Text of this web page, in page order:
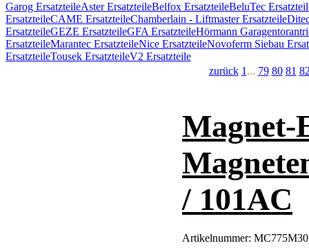
Garog ErsatzteileAster ErsatzteileBelfox ErsatzteileBeluTec
ErsatzteileCAME ErsatzteileChamberlain - Liftmaster Ersatzteile
ErsatzteileGEZE ErsatzteileGFA ErsatzteileHörmann
ErsatzteileMarantec ErsatzteileNice ErsatzteileNovoferm Siebau
ErsatzteileTousek ErsatzteileV2 Ersatzteile
zurück 1 ... 79 80 81
Magnet-
/ 101AC
Artikelnummer: